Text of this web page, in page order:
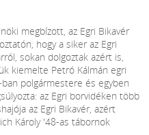
megbízott, az Egri Bikavér
hogy a siker az Egri
sokan dolgoztak azért is,
kiemelte Petró Kálmán egri
polgármestere és egyben
az Egri borvidéken több
az Egri Bikavér, azért
Károly '48-as tábornok